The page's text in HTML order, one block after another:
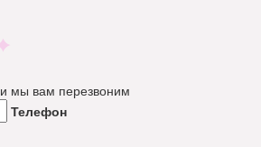
мы вам перезвоним
Телефон